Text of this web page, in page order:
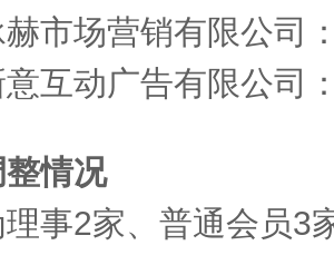
赫市场营销有限公司
互动广告有限公司
情况
事2家、普通会员3